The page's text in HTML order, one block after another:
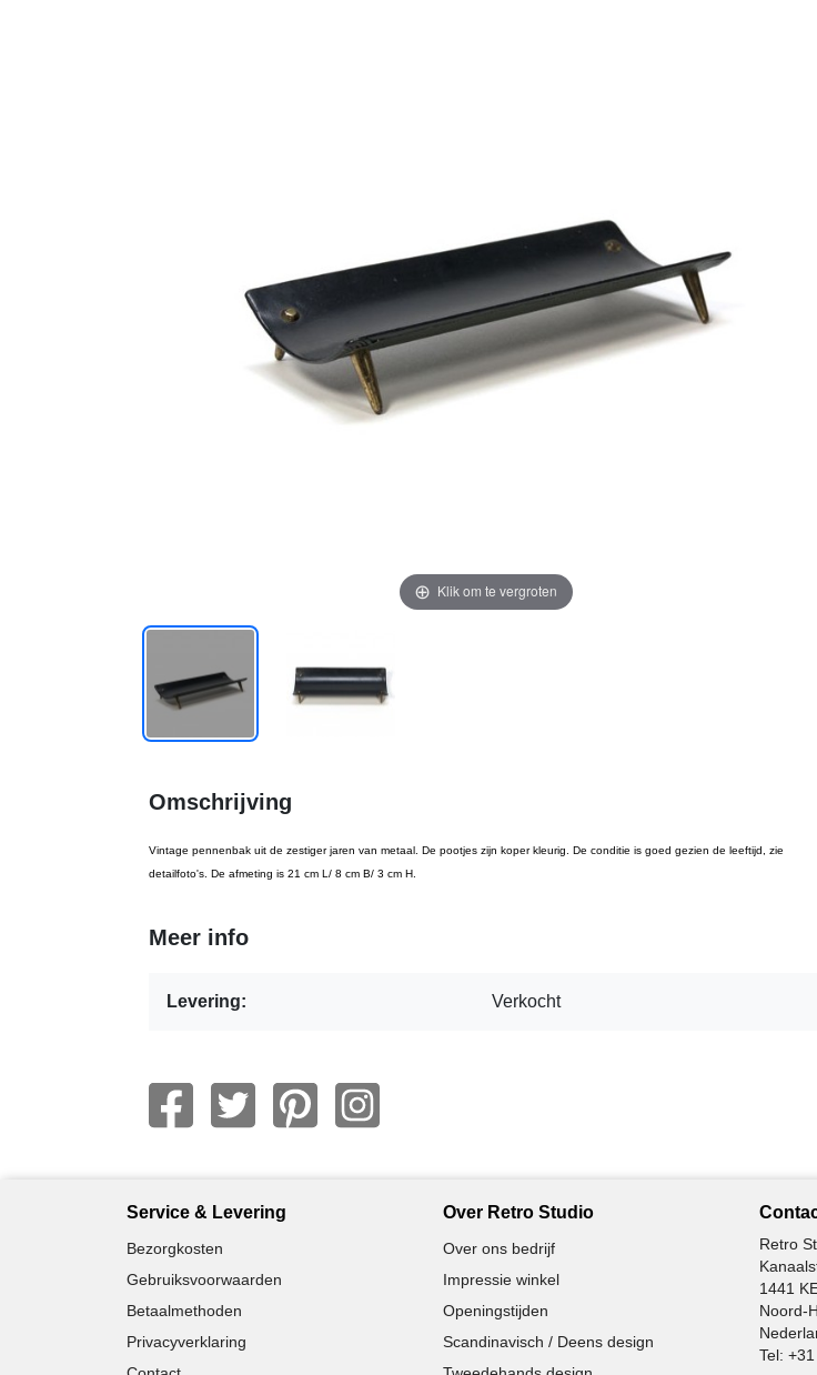
Klik om te vergroten
Omschrijving
Vintage pennenbak uit de zestiger jaren van metaal. De pootjes zijn koper kleurig. De conditie is goed gezien de leeftijd, zie
detailfoto's. De afmeting is 21 cm L/ 8 cm B/ 3 cm H.
Meer info
Levering: Verkocht
Service & Levering
Bezorgkosten
Gebruiksvoorwaarden
Betaalmethoden
Privacyverklaring
Over Retro Studio
Over ons bedrijf
Impressie winkel
Openingstijden
Scandinavisch / Deens design
Retro
1441
Noord-
Tel: